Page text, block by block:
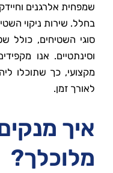
שמפחית אלרגנים
בחלל. שירות ניקוי
סוגי השטיחים, כולל
וסינתטיים. אנו
מקצועי, כך שתוכלו
לאורך זמן.
איך
מלוכלך?